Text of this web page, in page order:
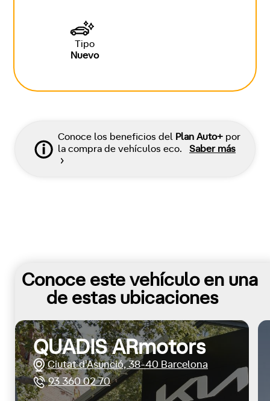
Tipo
Nuevo
Conoce los beneficios del Plan Auto+ por
la compra de vehículos eco.
Saber más
Conoce este vehículo en una
de estas ubicaciones
QUADIS ARmotors
Ciutat d'Asunció, 38-40 Barcelona
93 360 02 70